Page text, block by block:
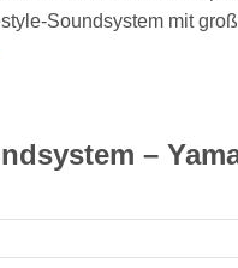
Soundsystem mit
–